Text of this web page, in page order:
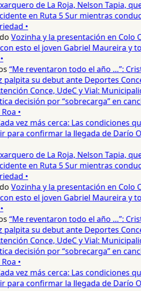
de La Roja, Nelson Tapia,
en Ruta 5 Sur mientras
•
Vozinha y la presentación en Colo
esto el joven Gabriel Maureira y
“Me reventaron todo el año …”:
palpita su debut ante Deportes
Conce, UdeC y Vial:
decisión por “sobrecarga” en
•
vez más cerca: Las condiciones
para confirmar la llegada de Darío
de La Roja, Nelson Tapia,
en Ruta 5 Sur mientras
•
Vozinha y la presentación en Colo
esto el joven Gabriel Maureira y
“Me reventaron todo el año …”:
palpita su debut ante Deportes
Conce, UdeC y Vial:
decisión por “sobrecarga” en
•
vez más cerca: Las condiciones
para confirmar la llegada de Darío